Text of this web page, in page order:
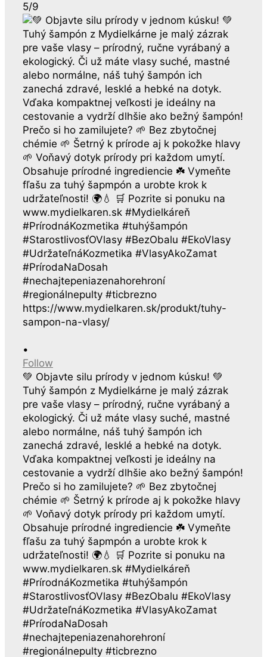
5/9
•
Follow
💚 Objavte silu prírody v jednom kúsku! 💚
Tuhý šampón z Mydielkárne je malý zázrak
pre vaše vlasy – prírodný, ručne vyrábaný a
ekologický. Či už máte vlasy suché, mastné
alebo normálne, náš tuhý šampón ich
zanechá zdravé, lesklé a hebké na dotyk.
Vďaka kompaktnej veľkosti je ideálny na
cestovanie a vydrží dlhšie ako bežný šampón!
Prečo si ho zamilujete? 🌱 Bez zbytočnej
chémie 🌱 Šetrný k prírode aj k pokožke hlavy
🌱 Voňavý dotyk prírody pri každom umytí.
Obsahuje prírodné ingrediencie ☘️ Vymeňte
fľašu za tuhý šapmpón a urobte krok k
udržateľnosti! 🌍💧 🛒 Pozrite si ponuku na
www.mydielkaren.sk #Mydielkáreň
#PrírodnáKozmetika #tuhýšampón
#StarostlivosťOVlasy #BezObalu #EkoVlasy
#UdržateľnáKozmetika #VlasyAkoZamat
#PrírodaNaDosah
#nechajtepeniazenahorehroní
#regionálnepulty #ticbrezno